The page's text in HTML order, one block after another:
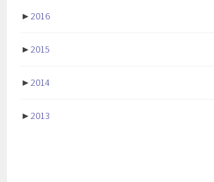
►2016
►2015
►2014
►2013